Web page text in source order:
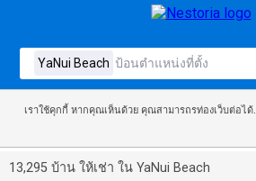
เราใช้คุกกี้ หากคุณเห็นด้วย คุณสามารถรท่องเว็บต่อได้.
13,295 บ้าน ให้เช่า ใน YaNui Beach